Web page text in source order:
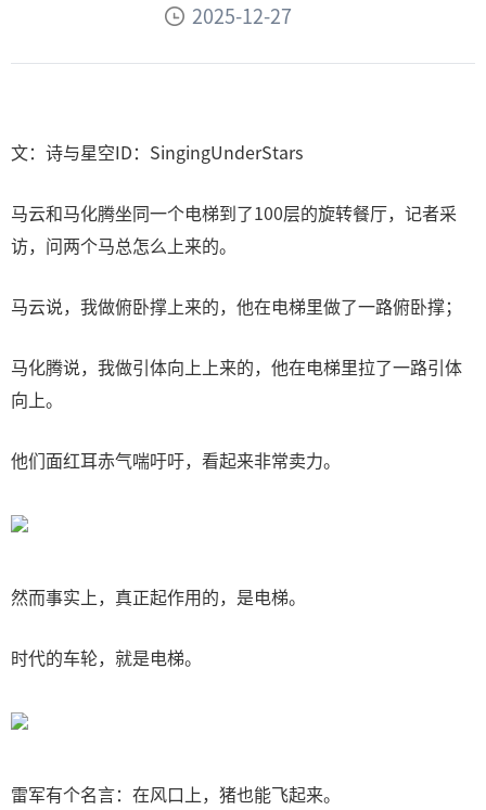
2025-12-27
文：诗与星空ID：SingingUnderStars
马云和马化腾坐同一个电梯到了100层的旋转餐厅，记者采
访，问两个马总怎么上来的。
马云说，我做俯卧撑上来的，他在电梯里做了一路俯卧撑；
马化腾说，我做引体向上上来的，他在电梯里拉了一路引体
向上。
他们面红耳赤气喘吁吁，看起来非常卖力。
然而事实上，真正起作用的，是电梯。
时代的车轮，就是电梯。
雷军有个名言：在风口上，猪也能飞起来。